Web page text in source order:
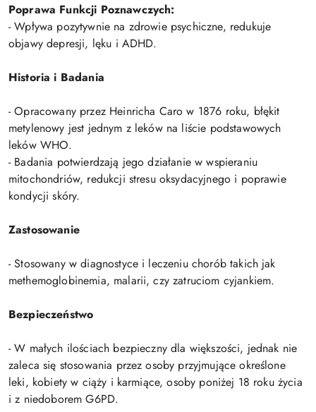
Poprawa Funkcji Poznawczych:
- Wpływa pozytywnie na zdrowie psychiczne, redukuje
objawy depresji, lęku i ADHD.
Historia i Badania
- Opracowany przez Heinricha Caro w 1876 roku, błękit
metylenowy jest jednym z leków na liście podstawowych
leków WHO.
- Badania potwierdzają jego działanie w wspieraniu
mitochondriów, redukcji stresu oksydacyjnego i poprawie
kondycji skóry.
Zastosowanie
- Stosowany w diagnostyce i leczeniu chorób takich jak
methemoglobinemia, malarii, czy zatruciom cyjankiem.
Bezpieczeństwo
- W małych ilościach bezpieczny dla większości, jednak nie
zaleca się stosowania przez osoby przyjmujące określone
leki, kobiety w ciąży i karmiące, osoby poniżej 18 roku życia
i z niedoborem G6PD.